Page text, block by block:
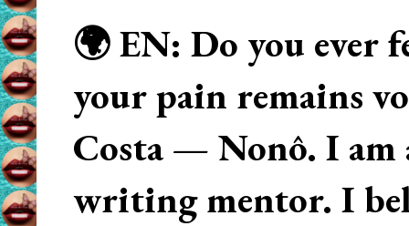
🌍 EN: Do you ever
your pain remains
Costa — Nonô. I am
writing mentor. I